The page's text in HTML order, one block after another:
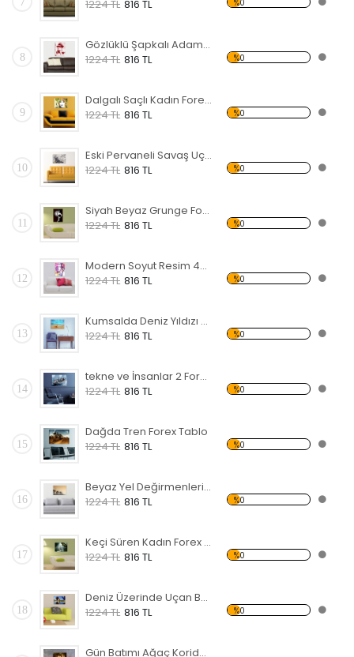
1224 TL 816 TL %0
8
Gözlüklü Şapkalı Adam Forex Tablo
1224 TL 816 TL %0
9
Dalgalı Saçlı Kadın Forex Tablo
1224 TL 816 TL %0
10
Eski Pervaneli Savaş Uçağı Forex Tablo
1224 TL 816 TL %0
11
Siyah Beyaz Grunge Forex Tablo
1224 TL 816 TL %0
12
Modern Soyut Resim 45 Forex Tablo
1224 TL 816 TL %0
13
Kumsalda Deniz Yıldızı Forex Tablo
1224 TL 816 TL %0
14
tekne ve İnsanlar 2 Forex Tablo
1224 TL 816 TL %0
15
Dağda Tren Forex Tablo
1224 TL 816 TL %0
16
Beyaz Yel Değirmenleri Forex Tablo
1224 TL 816 TL %0
17
Keçi Süren Kadın Forex Tablo
1224 TL 816 TL %0
18
Deniz Üzerinde Uçan Balonlar Forex Tablo
1224 TL 816 TL %0
Gün Batımı Ağaç Koridor Forex Tablo